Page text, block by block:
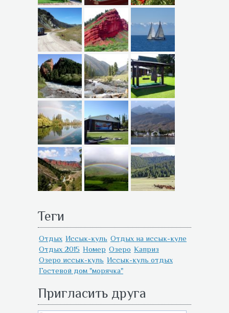
Теги
Отдых Иссык-куль Отдых на иссык-куле
Отдых 2015 Номер Озеро Каприз
Озеро иссык-куль Иссык-куль отдых
Гостевой дом "морячка"
Пригласить друга